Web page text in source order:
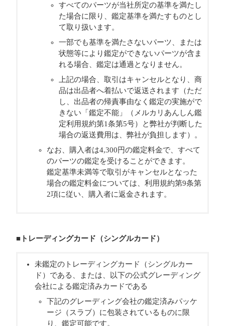
すべてのパーツが当社所定の基準を満たし
た場合に限り、鑑定基準を満たすものとし
て取り扱います。
一部でも基準を満たさないパーツ、または
状態等により鑑定ができないパーツが含ま
れる場合、鑑定は通過となりません。
上記の場合、取引はキャンセルとなり、商
品は出品者へ着払いで返送されます（ただ
し、出品者の帰責事由なく鑑定の実施がで
きない「鑑定不能」（メルカリあんしん鑑
定利用規約第1条第5号）と弊社が判断した
場合の返送費用は、弊社が負担します）。
なお、購入者は4,300円の鑑定料金で、すべて
のパーツの鑑定を受けることができます。
鑑定基準未満等で取引がキャンセルとなった
場合の鑑定料金については、利用規約第9条第
2項に従い、購入者に返金されます。
■トレーディングカード（シングルカード）
未鑑定のトレーディングカード（シングルカー
ド）である、または、以下の公式グレーディング
会社による鑑定済みカードである
下記のグレーディング会社の鑑定済みパッケ
ージ（スラブ）に包装されているものに限
り、鑑定可能です。